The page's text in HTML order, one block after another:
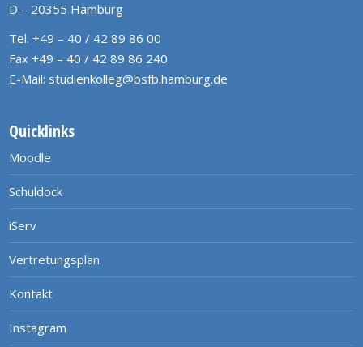
D – 20355 Hamburg
Tel. +49 – 40 / 42 89 86 00
Fax +49 – 40 / 42 89 86 240
E-Mail: studienkolleg@bsfb.hamburg.de
Quicklinks
Moodle
Schuldock
iServ
Vertretungsplan
Kontakt
Instagram